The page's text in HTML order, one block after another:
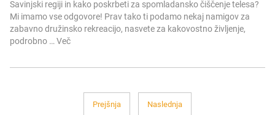
Savinjski regiji in kako poskrbeti za spomladansko čiščenje telesa?
Mi imamo vse odgovore! Prav tako ti podamo nekaj namigov za
zabavno družinsko rekreacijo, nasvete za kakovostno življenje,
podrobno … Več
Prejšnja Naslednja